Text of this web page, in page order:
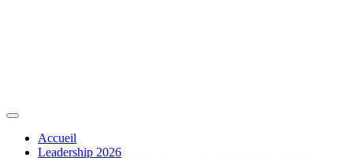
Accueil
Leadership 2026